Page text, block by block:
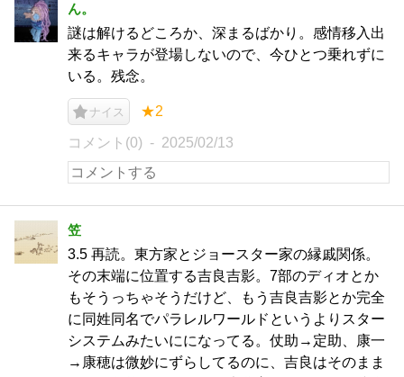
ん。
謎は解けるどころか、深まるばかり。感情移入出
来るキャラが登場しないので、今ひとつ乗れずに
いる。残念。
ナイス ★2
コメント(0) 2025/02/13
笠
3.5 再読。東方家とジョースター家の縁戚関係。
その末端に位置する吉良吉影。7部のディオとか
もそうっちゃそうだけど、もう吉良吉影とか完全
に同姓同名でパラレルワールドというよりスター
システムみたいにになってる。仗助→定助、康一
→康穂は微妙にずらしてるのに、吉良はそのまま